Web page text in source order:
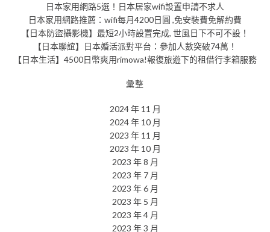
日本家用網路5選！日本居家wifi設置申請不求人
日本家用網路推薦：wifi每月4200日圓 ,免安裝費免解約費
【日本防盜攝影機】最短2小時設置完成, 世風日下不可不設！
【日本聯誼】日本婚活派對平台：參加人數突破74萬！
【日本生活】4500日幣爽用rimowa!報復旅遊下的租借行李箱服務
彙整
2024 年 11 月
2024 年 10 月
2023 年 11 月
2023 年 10 月
2023 年 8 月
2023 年 7 月
2023 年 6 月
2023 年 5 月
2023 年 4 月
2023 年 3 月